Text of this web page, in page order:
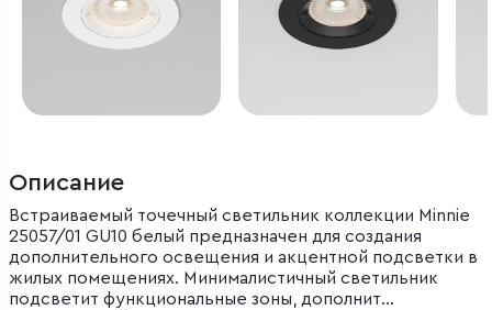
Описание
Встраиваемый точечный светильник коллекции Minnie
25057/01 GU10 белый предназначен для создания
дополнительного освещения и акцентной подсветки в
жилых помещениях. Минималистичный светильник
подсветит функциональные зоны, дополнит